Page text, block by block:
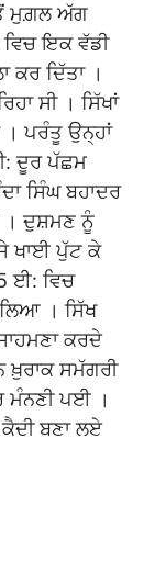
ਤੋਂ ਮੁਗ਼ਲ ਅੱਗ
ਇਕ ਵੱਡੀ
ਕਰ ਦਿੱਤਾ ।
ਸੀ । ਸਿੱਖਾਂ
। ਪਰੰਤੂ ਉਨ੍ਹਾਂ
ਦੂਰ ਪੱਛਮ
ਸਿੰਘ ਬਹਾਦਰ
। ਦੁਸ਼ਮਣ ਨੂੰ
ਖਾਈ ਪੁੱਟ ਕੇ
ਈ: ਵਿਚ
। ਸਿੱਖ
ਕਰਦੇ
ਖ਼ੁਰਾਕ ਸਮੱਗਰੀ
ਮੰਨਣੀ ਪਈ ।
ਬਣਾ ਲਏ